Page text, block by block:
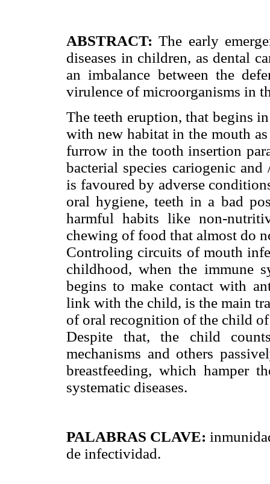
ABSTRACT:The early
diseases in children, as dental
an imbalance between the
virulence of microorganisms in
The teeth eruption, that begins
with new habitat in the mouth
furrow in the tooth insertion
bacterial species cariogenic
is favoured by adverse
oral hygiene, teeth in a bad
harmful habits like non-
chewing of food that almost do
Controling circuits of mouth
childhood, when the immune
begins to make contact with
link with the child, is the main
of oral recognition of the child
Despite that, the child
mechanisms and others
breastfeeding, which hamper
systematic diseases.
PALABRAS CLAVE:
de infectividad.